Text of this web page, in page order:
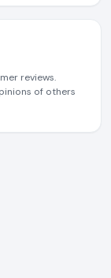
reviews.
of others